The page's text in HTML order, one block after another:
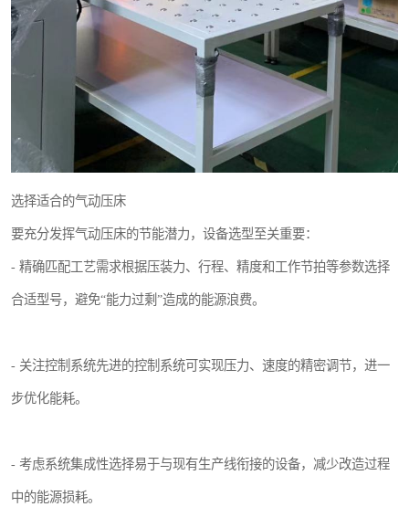
选择适合的气动压床
要充分发挥气动压床的节能潜力，设备选型至关重要：
- 精确匹配工艺需求根据压装力、行程、精度和工作节拍等参数选择
合适型号，避免“能力过剩”造成的能源浪费。
- 关注控制系统先进的控制系统可实现压力、速度的精密调节，进一
步优化能耗。
- 考虑系统集成性选择易于与现有生产线衔接的设备，减少改造过程
中的能源损耗。